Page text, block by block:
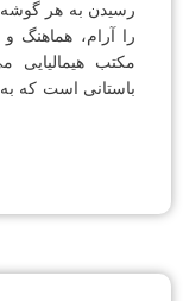
رسیدن به هر
را آرام، هماهنگ
مکتب هیمالیایی
باستانی است که